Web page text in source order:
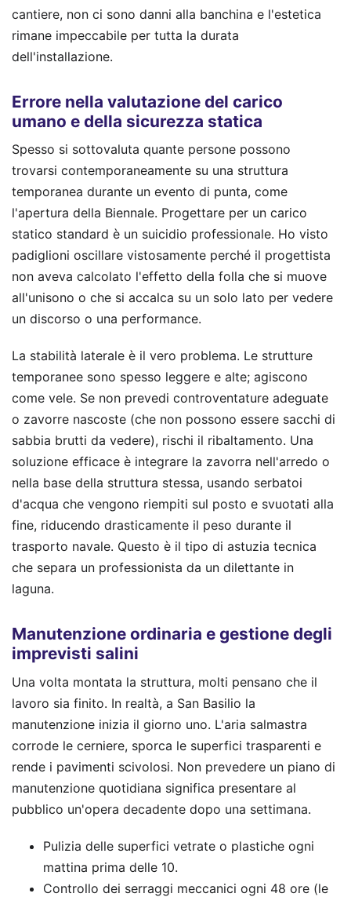
cantiere, non ci sono danni alla banchina e l'estetica
rimane impeccabile per tutta la durata
dell'installazione.
Errore nella valutazione del carico
umano e della sicurezza statica
Spesso si sottovaluta quante persone possono
trovarsi contemporaneamente su una struttura
temporanea durante un evento di punta, come
l'apertura della Biennale. Progettare per un carico
statico standard è un suicidio professionale. Ho visto
padiglioni oscillare vistosamente perché il progettista
non aveva calcolato l'effetto della folla che si muove
all'unisono o che si accalca su un solo lato per vedere
un discorso o una performance.
La stabilità laterale è il vero problema. Le strutture
temporanee sono spesso leggere e alte; agiscono
come vele. Se non prevedi controventature adeguate
o zavorre nascoste (che non possono essere sacchi di
sabbia brutti da vedere), rischi il ribaltamento. Una
soluzione efficace è integrare la zavorra nell'arredo o
nella base della struttura stessa, usando serbatoi
d'acqua che vengono riempiti sul posto e svuotati alla
fine, riducendo drasticamente il peso durante il
trasporto navale. Questo è il tipo di astuzia tecnica
che separa un professionista da un dilettante in
laguna.
Manutenzione ordinaria e gestione degli
imprevisti salini
Una volta montata la struttura, molti pensano che il
lavoro sia finito. In realtà, a San Basilio la
manutenzione inizia il giorno uno. L'aria salmastra
corrode le cerniere, sporca le superfici trasparenti e
rende i pavimenti scivolosi. Non prevedere un piano di
manutenzione quotidiana significa presentare al
pubblico un'opera decadente dopo una settimana.
Pulizia delle superfici vetrate o plastiche ogni
mattina prima delle 10.
Controllo dei serraggi meccanici ogni 48 ore (le